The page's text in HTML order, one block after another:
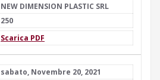
NEW DIMENSION PLASTIC SRL
250
Scarica PDF
sabato, Novembre 20, 2021